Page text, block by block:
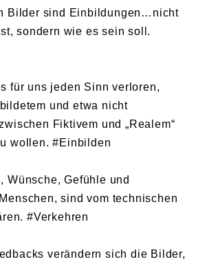
Bilder sind Einbildungen…nicht
sondern wie es sein soll.
für uns jeden Sinn verloren,
und etwa nicht
Fiktivem und „Realem“
wollen. #Einbilden
Wünsche, Gefühle und
sind vom technischen
#Verkehren
verändern sich die Bilder,